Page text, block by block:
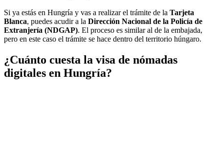
Si ya estás en Hungría y vas a realizar el trámite de la Tarjeta
Blanca, puedes acudir a la Dirección Nacional de la Policía de
Extranjería (NDGAP). El proceso es similar al de la embajada,
pero en este caso el trámite se hace dentro del territorio húngaro.
¿Cuánto cuesta la visa de nómadas
digitales en Hungría?